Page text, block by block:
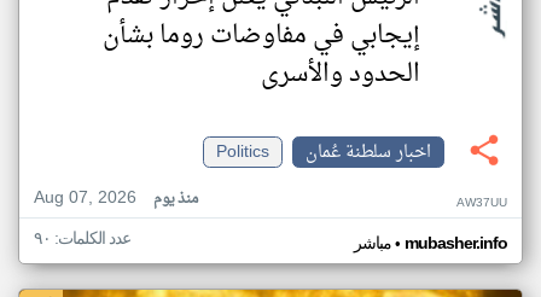
إيجابي في مفاوضات روما بشأن
الحدود والأسرى
اخبار سلطنة عُمان
Politics
Aug 07, 2026
منذ يوم AW37UU
مباشر• mubasher.info عدد الكلمات: ٩٠